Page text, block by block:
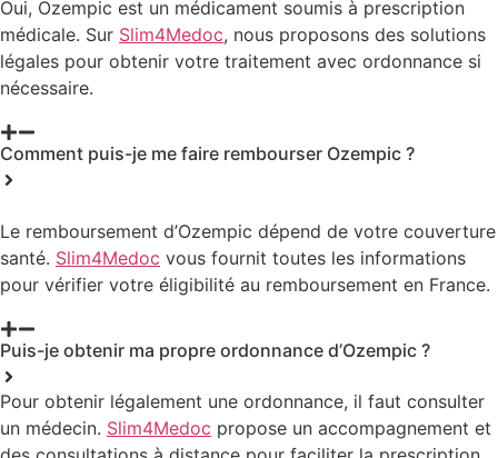
Oui, Ozempic est un médicament soumis à prescription
médicale. Sur Slim4Medoc, nous proposons des solutions
légales pour obtenir votre traitement avec ordonnance si
nécessaire.
Comment puis-je me faire rembourser Ozempic ?
Le remboursement d’Ozempic dépend de votre couverture
santé. Slim4Medoc vous fournit toutes les informations
pour vérifier votre éligibilité au remboursement en France.
Puis-je obtenir ma propre ordonnance d’Ozempic ?
Pour obtenir légalement une ordonnance, il faut consulter
un médecin. Slim4Medoc propose un accompagnement et